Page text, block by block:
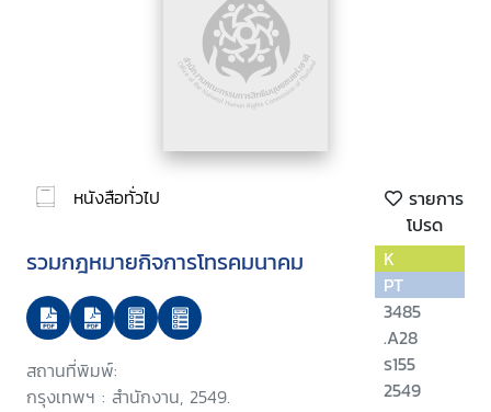
หนังสือทั่วไป
รายการ
โปรด
รวมกฎหมายกิจการโทรคมนาคม
สถานที่พิมพ์:
กรุงเทพฯ : สำนักงาน, 2549.
K
PT
3485
.A28
ร155
2549